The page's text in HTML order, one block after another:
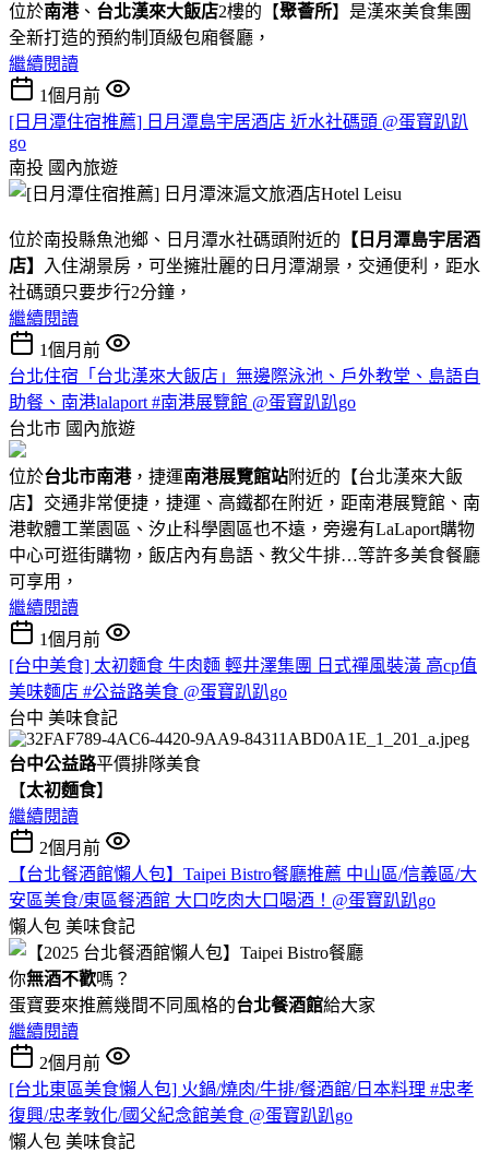
位於南港、 台北漢來大飯店2樓的【聚薈所】是漢來美食集團
全新打造的預約制頂級包廂餐廳，
繼續閱讀
1個月前
[日月潭住宿推薦] 日月潭島宇居酒店 近水社碼頭 @蛋寶趴趴
go
南投 國內旅遊
位於南投縣魚池鄉、日月潭水社碼頭附近的 【日月潭島宇居酒
店】
入住湖景房，可坐擁壯麗的日月潭湖景，交通便利，距水
社碼頭只要步行2分鐘，
繼續閱讀
1個月前
台北住宿「台北漢來大飯店」無邊際泳池、戶外教堂、島語自
助餐、南港lalaport #南港展覽館 @蛋寶趴趴go
台北市 國內旅遊
位於台北市南港，捷運南港展覽館站附近的【台北漢來大飯
店】交通非常便捷，捷運、高鐵都在附近，距南港展覽館、南
港軟體工業園區、汐止科學園區也不遠，旁邊有LaLaport購物
中心可逛街購物，飯店內有島語、教父牛排…等許多美食餐廳
可享用，
繼續閱讀
1個月前
[台中美食] 太初麵食 牛肉麵 輕井澤集團 日式禪風裝潢 高cp值
美味麵店 #公益路美食 @蛋寶趴趴go
台中 美味食記
台中公益路平價排隊美食
【太初麵食】
繼續閱讀
2個月前
【台北餐酒館懶人包】Taipei Bistro餐廳推薦 中山區/信義區/大
安區美食/東區餐酒館 大口吃肉大口喝酒！@蛋寶趴趴go
懶人包 美味食記
你無酒不歡嗎？
蛋寶要來推薦幾間不同風格的台北餐酒館給大家
繼續閱讀
2個月前
[台北東區美食懶人包] 火鍋/燒肉/牛排/餐酒館/日本料理 #忠孝
復興/忠孝敦化/國父紀念館美食 @蛋寶趴趴go
懶人包 美味食記